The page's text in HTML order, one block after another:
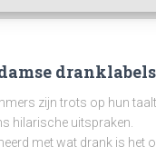
dranklabels
zijn trots op hun
hilarische uitspraken.
met wat drank is het